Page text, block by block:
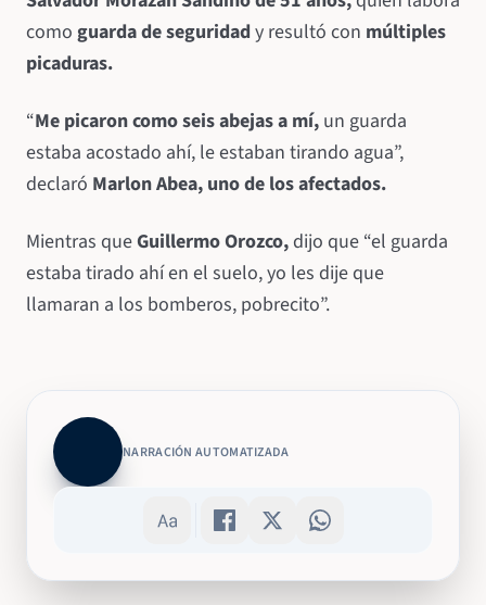
como guarda de seguridady resultó con múltiples
picaduras.
“Me picaron como seis abejas a mí, un guarda
estaba acostado ahí, le estaban tirando agua”,
declaró Marlon Abea, uno de los afectados.
Mientras queGuillermo Orozco,dijo que “el guarda
estaba tirado ahí en el suelo, yo les dije que
llamaran a los bomberos, pobrecito”.
NARRACIÓN AUTOMATIZADA